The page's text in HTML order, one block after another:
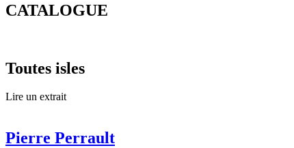
CATALOGUE
Toutes isles
Lire un extrait
Pierre Perrault